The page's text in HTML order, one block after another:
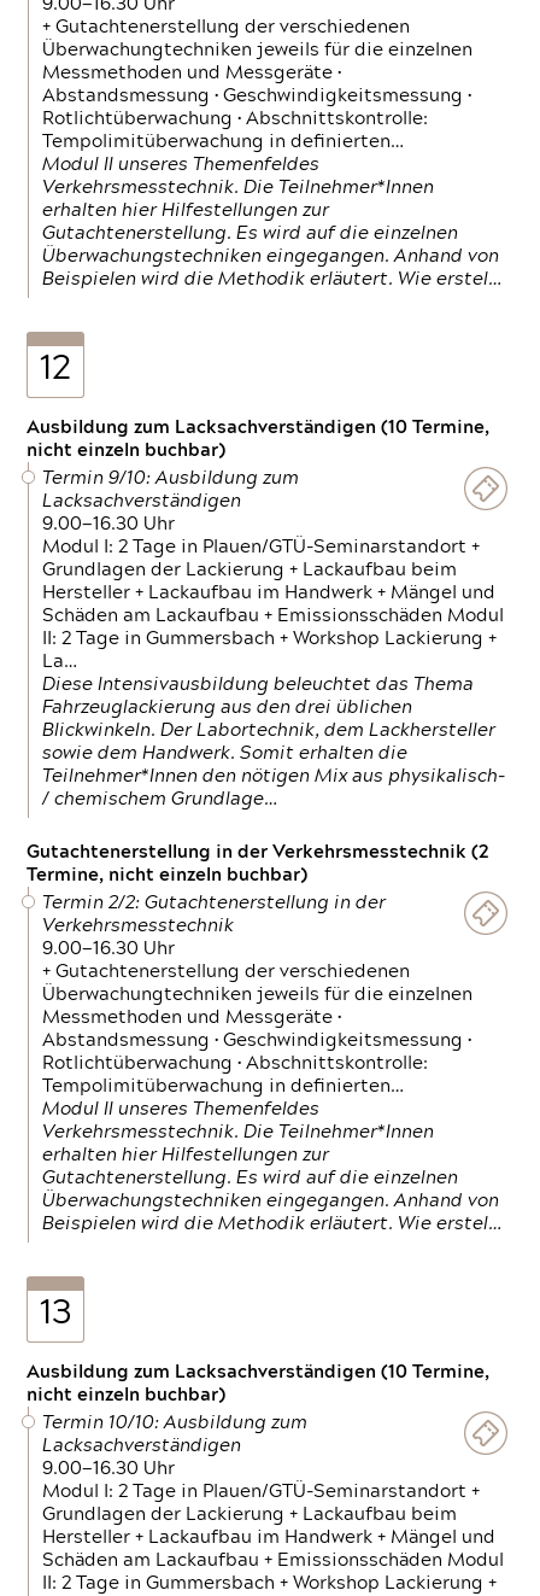
9.00—16.30 Uhr
+ Gutachtenerstellung der verschiedenen
Überwachungtechniken jeweils für die einzelnen
Messmethoden und Messgeräte •
Abstandsmessung • Geschwindigkeitsmessung •
Rotlichtüberwachung • Abschnittskontrolle:
Tempolimitüberwachung in definierten…
Modul II unseres Themenfeldes
Verkehrsmesstechnik. Die Teilnehmer*Innen
erhalten hier Hilfestellungen zur
Gutachtenerstellung. Es wird auf die einzelnen
Überwachungstechniken eingegangen. Anhand von
Beispielen wird die Methodik erläutert. Wie erstel…
12
Ausbildung zum Lacksachverständigen (10 Termine,
nicht einzeln buchbar)
Termin 9/10: Ausbildung zum
Lacksachverständigen
9.00—16.30 Uhr
Modul I: 2 Tage in Plauen/GTÜ-Seminarstandort +
Grundlagen der Lackierung + Lackaufbau beim
Hersteller + Lackaufbau im Handwerk + Mängel und
Schäden am Lackaufbau + Emissionsschäden Modul
II: 2 Tage in Gummersbach + Workshop Lackierung +
La…
Diese Intensivausbildung beleuchtet das Thema
Fahrzeuglackierung aus den drei üblichen
Blickwinkeln. Der Labortechnik, dem Lackhersteller
sowie dem Handwerk. Somit erhalten die
Teilnehmer*Innen den nötigen Mix aus physikalisch-
/ chemischem Grundlage…
Gutachtenerstellung in der Verkehrsmesstechnik (2
Termine, nicht einzeln buchbar)
Termin 2/2: Gutachtenerstellung in der
Verkehrsmesstechnik
9.00—16.30 Uhr
+ Gutachtenerstellung der verschiedenen
Überwachungtechniken jeweils für die einzelnen
Messmethoden und Messgeräte •
Abstandsmessung • Geschwindigkeitsmessung •
Rotlichtüberwachung • Abschnittskontrolle:
Tempolimitüberwachung in definierten…
Modul II unseres Themenfeldes
Verkehrsmesstechnik. Die Teilnehmer*Innen
erhalten hier Hilfestellungen zur
Gutachtenerstellung. Es wird auf die einzelnen
Überwachungstechniken eingegangen. Anhand von
Beispielen wird die Methodik erläutert. Wie erstel…
13
Ausbildung zum Lacksachverständigen (10 Termine,
nicht einzeln buchbar)
Termin 10/10: Ausbildung zum
Lacksachverständigen
9.00—16.30 Uhr
Modul I: 2 Tage in Plauen/GTÜ-Seminarstandort +
Grundlagen der Lackierung + Lackaufbau beim
Hersteller + Lackaufbau im Handwerk + Mängel und
Schäden am Lackaufbau + Emissionsschäden Modul
II: 2 Tage in Gummersbach + Workshop Lackierung +